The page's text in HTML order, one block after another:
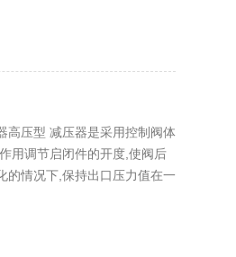
高压型 减压器是采用控制阀体
用调节启闭件的开度,使阀后
的情况下,保持出口压力值在一